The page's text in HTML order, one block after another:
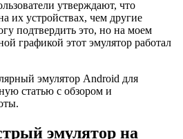
утверждают, что
их устройствах, чем другие
подтвердить это, но на моем
графикой этот эмулятор работал
эмулятор Android для
статью с обзором и
эмулятор на